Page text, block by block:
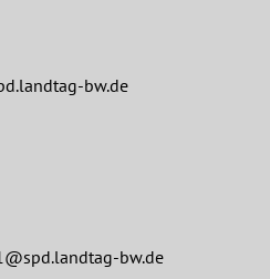
bw.de
bw.de